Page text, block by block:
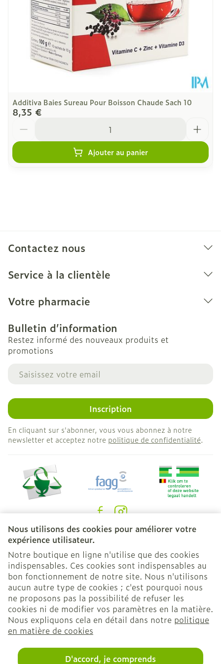
Nous utilisons des cookies pour améliorer votre
expérience utilisateur.
Notre boutique en ligne n'utilise que des cookies
indispensables. Ces cookies sont indispensables au
bon fonctionnement de notre site. Nous n'utilisons
aucun autre type de cookies ; c'est pourquoi nous
ne proposons pas la possibilité de refuser les
cookies ni de modifier vos paramètres en la matière.
Nous expliquons cela en détail dans notre politique
en matière de cookies
D'accord, je comprends
ÉTUDES
Restrictions
Alimentaires
gluten, Sans lactose,
Végétalien
Préservation
Température ambiante (15°C -
Additiva Baies Sureau Pour Boisson Chaude Sach 10
8,35 €
Ajouter au panier
Contactez nous
Service à la clientèle
Votre pharmacie
Bulletin d’information
Restez informé des nouveaux produits et
promotions
Adresse mail
Inscription
En cliquant sur s'abonner, vous vous abonnez à notre
newsletter et acceptez notre politique de confidentialité.
Liens légaux